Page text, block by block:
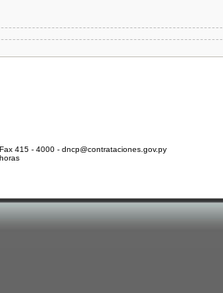
415 - 4000 - dncp@contrataciones.gov.py